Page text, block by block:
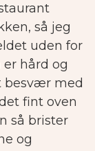
så jeg
uden for
hård og
besvær med
fint oven
så brister
og